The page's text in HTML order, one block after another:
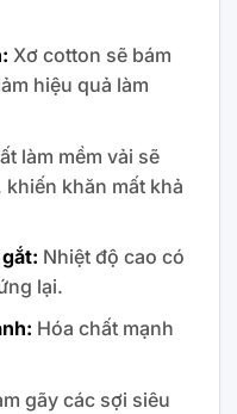
Xơ cotton sẽ bám
hiệu quả làm
làm mềm vải sẽ
khăn mất khả
Nhiệt độ cao có
lại.
Hóa chất mạnh
gãy các sợi siêu